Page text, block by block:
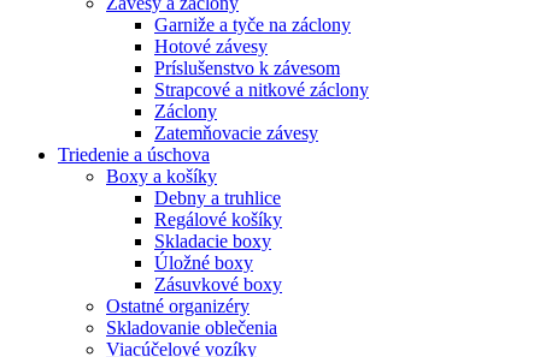
Garniže a tyče na záclony
Hotové závesy
Príslušenstvo k závesom
Strapcové a nitkové záclony
Záclony
Zatemňovacie závesy
Triedenie a úschova
Boxy a košíky
Debny a truhlice
Regálové košíky
Skladacie boxy
Úložné boxy
Zásuvkové boxy
Ostatné organizéry
Skladovanie oblečenia
Viacúčelové vozíky